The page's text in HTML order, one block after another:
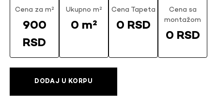
Cena za m²
900
RSD
Ukupno m²
0 m²
Cena Tapeta
0 RSD
Cena sa
montažom
0 RSD
DODAJ U KORPU